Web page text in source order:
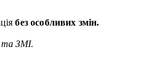
без особливих змін.
ЗМІ.